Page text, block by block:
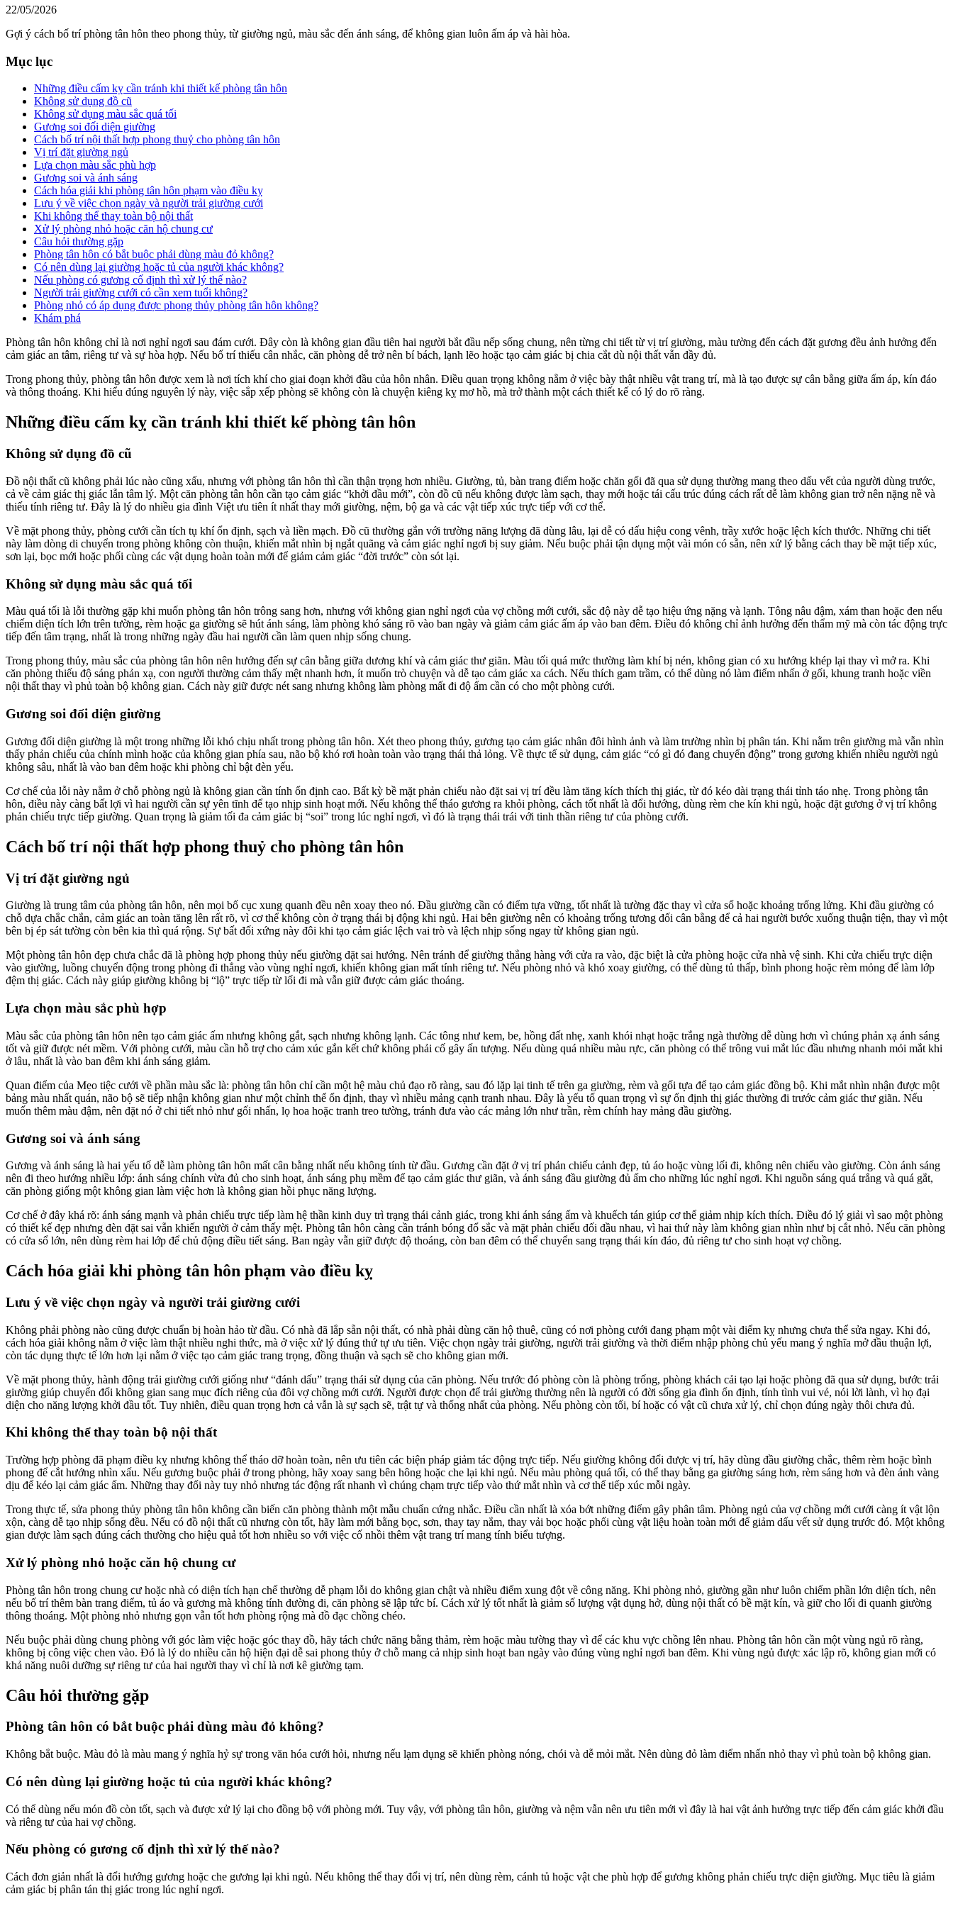
22/05/2026
Gợi ý cách bố trí phòng tân hôn theo phong thủy, từ giường ngủ, màu sắc đến ánh sáng, để không gian luôn ấm áp và hài hòa.
Mục lục
Những điều cấm kỵ cần tránh khi thiết kế phòng tân hôn
Không sử dụng đồ cũ
Không sử dụng màu sắc quá tối
Gương soi đối diện giường
Cách bố trí nội thất hợp phong thuỷ cho phòng tân hôn
Vị trí đặt giường ngủ
Lựa chọn màu sắc phù hợp
Gương soi và ánh sáng
Cách hóa giải khi phòng tân hôn phạm vào điều kỵ
Lưu ý về việc chọn ngày và người trải giường cưới
Khi không thể thay toàn bộ nội thất
Xử lý phòng nhỏ hoặc căn hộ chung cư
Câu hỏi thường gặp
Phòng tân hôn có bắt buộc phải dùng màu đỏ không?
Có nên dùng lại giường hoặc tủ của người khác không?
Nếu phòng có gương cố định thì xử lý thế nào?
Người trải giường cưới có cần xem tuổi không?
Phòng nhỏ có áp dụng được phong thủy phòng tân hôn không?
Khám phá
Phòng tân hôn không chỉ là nơi nghỉ ngơi sau đám cưới. Đây còn là không gian đầu tiên hai người bắt đầu nếp sống chung, nên từng chi tiết từ vị trí giường, màu tường đến cách đặt gương đều ảnh hưởng đến
cảm giác an tâm, riêng tư và sự hòa hợp. Nếu bố trí thiếu cân nhắc, căn phòng dễ trở nên bí bách, lạnh lẽo hoặc tạo cảm giác bị chia cắt dù nội thất vẫn đầy đủ.
Trong phong thủy, phòng tân hôn được xem là nơi tích khí cho giai đoạn khởi đầu của hôn nhân. Điều quan trọng không nằm ở việc bày thật nhiều vật trang trí, mà là tạo được sự cân bằng giữa ấm áp, kín đáo
và thông thoáng. Khi hiểu đúng nguyên lý này, việc sắp xếp phòng sẽ không còn là chuyện kiêng kỵ mơ hồ, mà trở thành một cách thiết kế có lý do rõ ràng.
Những điều cấm kỵ cần tránh khi thiết kế phòng tân hôn
Không sử dụng đồ cũ
Đồ nội thất cũ không phải lúc nào cũng xấu, nhưng với phòng tân hôn thì cần thận trọng hơn nhiều. Giường, tủ, bàn trang điểm hoặc chăn gối đã qua sử dụng thường mang theo dấu vết của người dùng trước,
cả về cảm giác thị giác lẫn tâm lý. Một căn phòng tân hôn cần tạo cảm giác “khởi đầu mới”, còn đồ cũ nếu không được làm sạch, thay mới hoặc tái cấu trúc đúng cách rất dễ làm không gian trở nên nặng nề và
thiếu tính riêng tư. Đây là lý do nhiều gia đình Việt ưu tiên ít nhất thay mới giường, nệm, bộ ga và các vật tiếp xúc trực tiếp với cơ thể.
Về mặt phong thủy, phòng cưới cần tích tụ khí ổn định, sạch và liền mạch. Đồ cũ thường gắn với trường năng lượng đã dùng lâu, lại dễ có dấu hiệu cong vênh, trầy xước hoặc lệch kích thước. Những chi tiết
này làm dòng di chuyển trong phòng không còn thuận, khiến mắt nhìn bị ngắt quãng và cảm giác nghỉ ngơi bị suy giảm. Nếu buộc phải tận dụng một vài món có sẵn, nên xử lý bằng cách thay bề mặt tiếp xúc,
sơn lại, bọc mới hoặc phối cùng các vật dụng hoàn toàn mới để giảm cảm giác “đời trước” còn sót lại.
Không sử dụng màu sắc quá tối
Màu quá tối là lỗi thường gặp khi muốn phòng tân hôn trông sang hơn, nhưng với không gian nghỉ ngơi của vợ chồng mới cưới, sắc độ này dễ tạo hiệu ứng nặng và lạnh. Tông nâu đậm, xám than hoặc đen nếu
chiếm diện tích lớn trên tường, rèm hoặc ga giường sẽ hút ánh sáng, làm phòng khó sáng rõ vào ban ngày và giảm cảm giác ấm áp vào ban đêm. Điều đó không chỉ ảnh hưởng đến thẩm mỹ mà còn tác động trực
tiếp đến tâm trạng, nhất là trong những ngày đầu hai người cần làm quen nhịp sống chung.
Trong phong thủy, màu sắc của phòng tân hôn nên hướng đến sự cân bằng giữa dương khí và cảm giác thư giãn. Màu tối quá mức thường làm khí bị nén, không gian có xu hướng khép lại thay vì mở ra. Khi
căn phòng thiếu độ sáng phản xạ, con người thường cảm thấy mệt nhanh hơn, ít muốn trò chuyện và dễ tạo cảm giác xa cách. Nếu thích gam trầm, có thể dùng nó làm điểm nhấn ở gối, khung tranh hoặc viền
nội thất thay vì phủ toàn bộ không gian. Cách này giữ được nét sang nhưng không làm phòng mất đi độ ấm cần có cho một phòng cưới.
Gương soi đối diện giường
Gương đối diện giường là một trong những lỗi khó chịu nhất trong phòng tân hôn. Xét theo phong thủy, gương tạo cảm giác nhân đôi hình ảnh và làm trường nhìn bị phân tán. Khi nằm trên giường mà vẫn nhìn
thấy phản chiếu của chính mình hoặc của không gian phía sau, não bộ khó rơi hoàn toàn vào trạng thái thả lỏng. Về thực tế sử dụng, cảm giác “có gì đó đang chuyển động” trong gương khiến nhiều người ngủ
không sâu, nhất là vào ban đêm hoặc khi phòng chỉ bật đèn yếu.
Cơ chế của lỗi này nằm ở chỗ phòng ngủ là không gian cần tính ổn định cao. Bất kỳ bề mặt phản chiếu nào đặt sai vị trí đều làm tăng kích thích thị giác, từ đó kéo dài trạng thái tỉnh táo nhẹ. Trong phòng tân
hôn, điều này càng bất lợi vì hai người cần sự yên tĩnh để tạo nhịp sinh hoạt mới. Nếu không thể tháo gương ra khỏi phòng, cách tốt nhất là đổi hướng, dùng rèm che kín khi ngủ, hoặc đặt gương ở vị trí không
phản chiếu trực tiếp giường. Quan trọng là giảm tối đa cảm giác bị “soi” trong lúc nghỉ ngơi, vì đó là trạng thái trái với tinh thần riêng tư của phòng cưới.
Cách bố trí nội thất hợp phong thuỷ cho phòng tân hôn
Vị trí đặt giường ngủ
Giường là trung tâm của phòng tân hôn, nên mọi bố cục xung quanh đều nên xoay theo nó. Đầu giường cần có điểm tựa vững, tốt nhất là tường đặc thay vì cửa sổ hoặc khoảng trống lửng. Khi đầu giường có
chỗ dựa chắc chắn, cảm giác an toàn tăng lên rất rõ, vì cơ thể không còn ở trạng thái bị động khi ngủ. Hai bên giường nên có khoảng trống tương đối cân bằng để cả hai người bước xuống thuận tiện, thay vì một
bên bị ép sát tường còn bên kia thì quá rộng. Sự bất đối xứng này đôi khi tạo cảm giác lệch vai trò và lệch nhịp sống ngay từ không gian ngủ.
Một phòng tân hôn đẹp chưa chắc đã là phòng hợp phong thủy nếu giường đặt sai hướng. Nên tránh để giường thẳng hàng với cửa ra vào, đặc biệt là cửa phòng hoặc cửa nhà vệ sinh. Khi cửa chiếu trực diện
vào giường, luồng chuyển động trong phòng đi thẳng vào vùng nghỉ ngơi, khiến không gian mất tính riêng tư. Nếu phòng nhỏ và khó xoay giường, có thể dùng tủ thấp, bình phong hoặc rèm mỏng để làm lớp
đệm thị giác. Cách này giúp giường không bị “lộ” trực tiếp từ lối đi mà vẫn giữ được cảm giác thoáng.
Lựa chọn màu sắc phù hợp
Màu sắc của phòng tân hôn nên tạo cảm giác ấm nhưng không gắt, sạch nhưng không lạnh. Các tông như kem, be, hồng đất nhẹ, xanh khói nhạt hoặc trắng ngà thường dễ dùng hơn vì chúng phản xạ ánh sáng
tốt và giữ được nét mềm. Với phòng cưới, màu cần hỗ trợ cho cảm xúc gắn kết chứ không phải cố gây ấn tượng. Nếu dùng quá nhiều màu rực, căn phòng có thể trông vui mắt lúc đầu nhưng nhanh mỏi mắt khi
ở lâu, nhất là vào ban đêm khi ánh sáng giảm.
Quan điểm của Mẹo tiệc cưới về phần màu sắc là: phòng tân hôn chỉ cần một hệ màu chủ đạo rõ ràng, sau đó lặp lại tinh tế trên ga giường, rèm và gối tựa để tạo cảm giác đồng bộ. Khi mắt nhìn nhận được một
bảng màu nhất quán, não bộ sẽ tiếp nhận không gian như một chỉnh thể ổn định, thay vì nhiều mảng cạnh tranh nhau. Đây là yếu tố quan trọng vì sự ổn định thị giác thường đi trước cảm giác thư giãn. Nếu
muốn thêm màu đậm, nên đặt nó ở chi tiết nhỏ như gối nhấn, lọ hoa hoặc tranh treo tường, tránh đưa vào các mảng lớn như trần, rèm chính hay mảng đầu giường.
Gương soi và ánh sáng
Gương và ánh sáng là hai yếu tố dễ làm phòng tân hôn mất cân bằng nhất nếu không tính từ đầu. Gương cần đặt ở vị trí phản chiếu cảnh đẹp, tủ áo hoặc vùng lối đi, không nên chiếu vào giường. Còn ánh sáng
nên đi theo hướng nhiều lớp: ánh sáng chính vừa đủ cho sinh hoạt, ánh sáng phụ mềm để tạo cảm giác thư giãn, và ánh sáng đầu giường đủ ấm cho những lúc nghỉ ngơi. Khi nguồn sáng quá trắng và quá gắt,
căn phòng giống một không gian làm việc hơn là không gian hồi phục năng lượng.
Cơ chế ở đây khá rõ: ánh sáng mạnh và phản chiếu trực tiếp làm hệ thần kinh duy trì trạng thái cảnh giác, trong khi ánh sáng ấm và khuếch tán giúp cơ thể giảm nhịp kích thích. Điều đó lý giải vì sao một phòng
có thiết kế đẹp nhưng đèn đặt sai vẫn khiến người ở cảm thấy mệt. Phòng tân hôn càng cần tránh bóng đổ sắc và mặt phản chiếu đối đầu nhau, vì hai thứ này làm không gian nhìn như bị cắt nhỏ. Nếu căn phòng
có cửa sổ lớn, nên dùng rèm hai lớp để chủ động điều tiết sáng. Ban ngày vẫn giữ được độ thoáng, còn ban đêm có thể chuyển sang trạng thái kín đáo, đủ riêng tư cho sinh hoạt vợ chồng.
Cách hóa giải khi phòng tân hôn phạm vào điều kỵ
Lưu ý về việc chọn ngày và người trải giường cưới
Không phải phòng nào cũng được chuẩn bị hoàn hảo từ đầu. Có nhà đã lắp sẵn nội thất, có nhà phải dùng căn hộ thuê, cũng có nơi phòng cưới đang phạm một vài điểm kỵ nhưng chưa thể sửa ngay. Khi đó,
cách hóa giải không nằm ở việc làm thật nhiều nghi thức, mà ở việc xử lý đúng thứ tự ưu tiên. Việc chọn ngày trải giường, người trải giường và thời điểm nhập phòng chủ yếu mang ý nghĩa mở đầu thuận lợi,
còn tác dụng thực tế lớn hơn lại nằm ở việc tạo cảm giác trang trọng, đồng thuận và sạch sẽ cho không gian mới.
Về mặt phong thủy, hành động trải giường cưới giống như “đánh dấu” trạng thái sử dụng của căn phòng. Nếu trước đó phòng còn là phòng trống, phòng khách cải tạo lại hoặc phòng đã qua sử dụng, bước trải
giường giúp chuyển đổi không gian sang mục đích riêng của đôi vợ chồng mới cưới. Người được chọn để trải giường thường nên là người có đời sống gia đình ổn định, tính tình vui vẻ, nói lời lành, vì họ đại
diện cho năng lượng khởi đầu tốt. Tuy nhiên, điều quan trọng hơn cả vẫn là sự sạch sẽ, trật tự và thống nhất của phòng. Nếu phòng còn tối, bí hoặc có vật cũ chưa xử lý, chỉ chọn đúng ngày thôi chưa đủ.
Khi không thể thay toàn bộ nội thất
Trường hợp phòng đã phạm điều kỵ nhưng không thể tháo dỡ hoàn toàn, nên ưu tiên các biện pháp giảm tác động trực tiếp. Nếu giường không đổi được vị trí, hãy dùng đầu giường chắc, thêm rèm hoặc bình
phong để cắt hướng nhìn xấu. Nếu gương buộc phải ở trong phòng, hãy xoay sang bên hông hoặc che lại khi ngủ. Nếu màu phòng quá tối, có thể thay bằng ga giường sáng hơn, rèm sáng hơn và đèn ánh vàng
dịu để kéo lại cảm giác ấm. Những thay đổi này tuy nhỏ nhưng tác động rất nhanh vì chúng chạm trực tiếp vào thứ mắt nhìn và cơ thể tiếp xúc mỗi ngày.
Trong thực tế, sửa phong thủy phòng tân hôn không cần biến căn phòng thành một mẫu chuẩn cứng nhắc. Điều cần nhất là xóa bớt những điểm gây phân tâm. Phòng ngủ của vợ chồng mới cưới càng ít vật lộn
xộn, càng dễ tạo nhịp sống đều. Nếu có đồ nội thất cũ nhưng còn tốt, hãy làm mới bằng bọc, sơn, thay tay nắm, thay vải bọc hoặc phối cùng vật liệu hoàn toàn mới để giảm dấu vết sử dụng trước đó. Một không
gian được làm sạch đúng cách thường cho hiệu quả tốt hơn nhiều so với việc cố nhồi thêm vật trang trí mang tính biểu tượng.
Xử lý phòng nhỏ hoặc căn hộ chung cư
Phòng tân hôn trong chung cư hoặc nhà có diện tích hạn chế thường dễ phạm lỗi do không gian chật và nhiều điểm xung đột về công năng. Khi phòng nhỏ, giường gần như luôn chiếm phần lớn diện tích, nên
nếu bố trí thêm bàn trang điểm, tủ áo và gương mà không tính đường đi, căn phòng sẽ lập tức bí. Cách xử lý tốt nhất là giảm số lượng vật dụng hở, dùng nội thất có bề mặt kín, và giữ cho lối đi quanh giường
thông thoáng. Một phòng nhỏ nhưng gọn vẫn tốt hơn phòng rộng mà đồ đạc chồng chéo.
Nếu buộc phải dùng chung phòng với góc làm việc hoặc góc thay đồ, hãy tách chức năng bằng thảm, rèm hoặc màu tường thay vì để các khu vực chồng lên nhau. Phòng tân hôn cần một vùng ngủ rõ ràng,
không bị công việc chen vào. Đó là lý do nhiều căn hộ hiện đại dễ sai phong thủy ở chỗ mang cả nhịp sinh hoạt ban ngày vào đúng vùng nghỉ ngơi ban đêm. Khi vùng ngủ được xác lập rõ, không gian mới có
khả năng nuôi dưỡng sự riêng tư của hai người thay vì chỉ là nơi kê giường tạm.
Câu hỏi thường gặp
Phòng tân hôn có bắt buộc phải dùng màu đỏ không?
Không bắt buộc. Màu đỏ là màu mang ý nghĩa hỷ sự trong văn hóa cưới hỏi, nhưng nếu lạm dụng sẽ khiến phòng nóng, chói và dễ mỏi mắt. Nên dùng đỏ làm điểm nhấn nhỏ thay vì phủ toàn bộ không gian.
Có nên dùng lại giường hoặc tủ của người khác không?
Có thể dùng nếu món đồ còn tốt, sạch và được xử lý lại cho đồng bộ với phòng mới. Tuy vậy, với phòng tân hôn, giường và nệm vẫn nên ưu tiên mới vì đây là hai vật ảnh hưởng trực tiếp đến cảm giác khởi đầu
và riêng tư của hai vợ chồng.
Nếu phòng có gương cố định thì xử lý thế nào?
Cách đơn giản nhất là đổi hướng gương hoặc che gương lại khi ngủ. Nếu không thể thay đổi vị trí, nên dùng rèm, cánh tủ hoặc vật che phù hợp để gương không phản chiếu trực diện giường. Mục tiêu là giảm
cảm giác bị phân tán thị giác trong lúc nghỉ ngơi.